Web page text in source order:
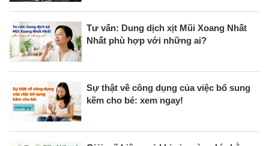
Tư vấn: Dung dịch xịt Mũi Xoang Nhất
Nhất phù hợp với những ai?
Sự thật về công dụng của việc bổ sung
kẽm cho bé: xem ngay!